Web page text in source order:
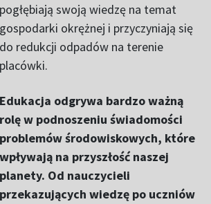
pogłębiają swoją wiedzę na temat
gospodarki okrężnej i przyczyniają się
do redukcji odpadów na terenie
placówki.
Edukacja odgrywa bardzo ważną
rolę w podnoszeniu świadomości
problemów środowiskowych, które
wpływają na przyszłość naszej
planety. Od nauczycieli
przekazujących wiedzę po uczniów